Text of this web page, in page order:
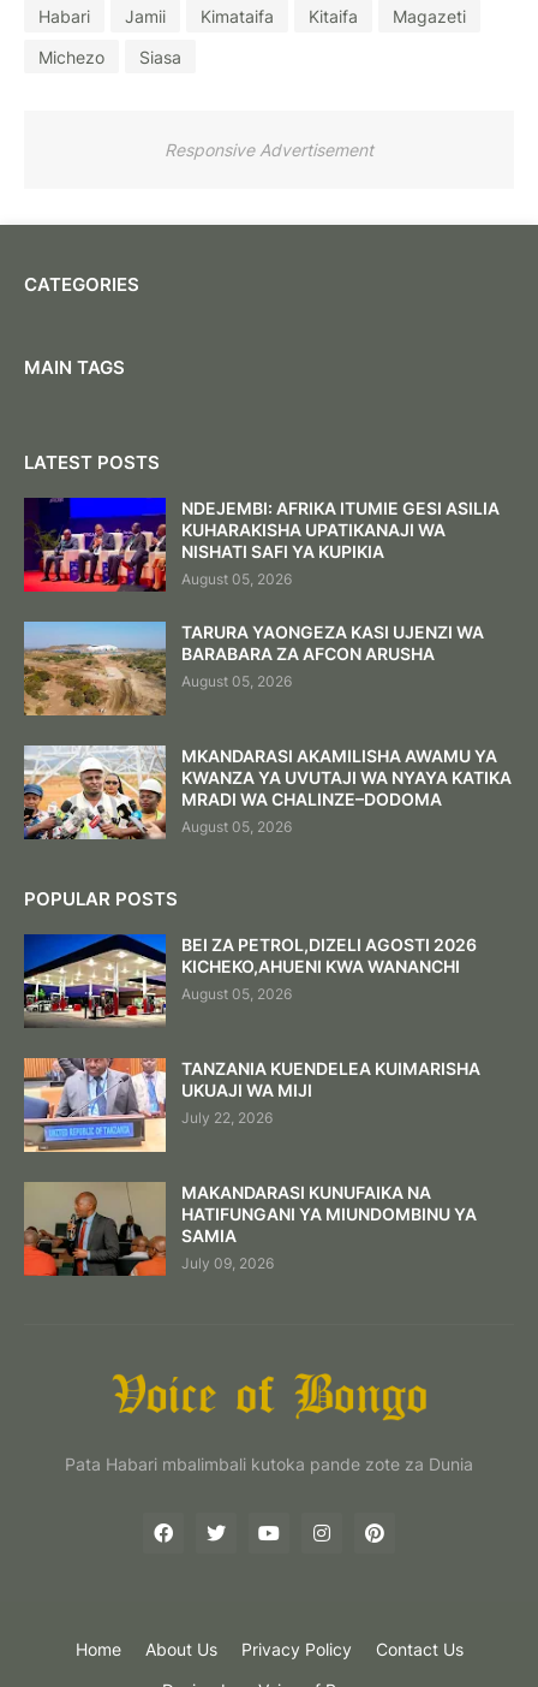
Habari Jamii Kimataifa Kitaifa
Magazeti
Michezo
Siasa
Responsive Advertisement
CATEGORIES
MAIN TAGS
LATEST POSTS
NDEJEMBI: AFRIKA ITUMIE GESI ASILIA
KUHARAKISHA UPATIKANAJI WA
NISHATI SAFI YA KUPIKIA
August 05, 2026
TARURA YAONGEZA KASI UJENZI WA
BARABARA ZA AFCON ARUSHA
August 05, 2026
MKANDARASI AKAMILISHA AWAMU YA
KWANZA YA UVUTAJI WA NYAYA KATIKA
MRADI WA CHALINZE–DODOMA
August 05, 2026
POPULAR POSTS
BEI ZA PETROL,DIZELI AGOSTI 2026
KICHEKO,AHUENI KWA WANANCHI
August 05, 2026
TANZANIA KUENDELEA KUIMARISHA
UKUAJI WA MIJI
July 22, 2026
MAKANDARASI KUNUFAIKA NA
HATIFUNGANI YA MIUNDOMBINU YA
SAMIA
July 09, 2026
Pata Habari mbalimbali kutoka pande zote za Dunia
Home About Us Privacy Policy Contact Us